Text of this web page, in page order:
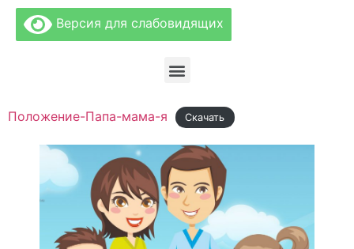
Версия для слабовидящих
Положение-Папа-мама-я Скачать